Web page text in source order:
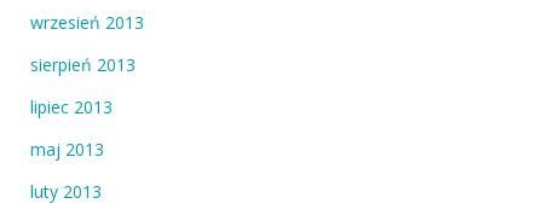
wrzesień 2013
sierpień 2013
lipiec 2013
maj 2013
luty 2013